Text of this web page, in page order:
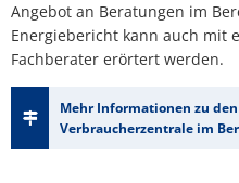
Angebot an Beratungen im
Energiebericht kann auch mit
Fachberater erörtert werden.
Mehr Informationen zu
Verbraucherzentrale im